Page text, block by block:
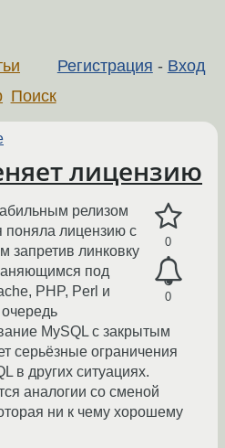
Регистрация - Вход
Поиск
лицензию
0
0
релизом
поняла лицензию с
запретив линковку
под
PHP, Perl и
MySQL с закрытым
серьёзные ограничения
в других ситуациях.
аналогии со сменой
ни к чему хорошему